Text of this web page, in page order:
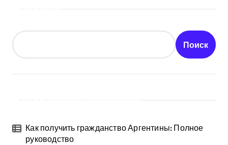
Поиск
Как получить гражданство Аргентины: Полное
руководство